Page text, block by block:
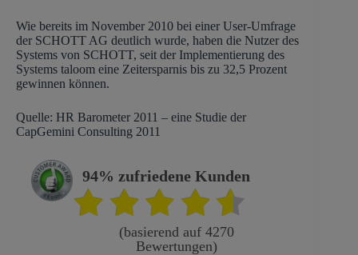
Wie bereits im November 2010 bei einer User-Umfrage
der SCHOTT AG deutlich wurde, haben die Nutzer des
Systems von SCHOTT, seit der Implementierung des
Systems taloom eine Zeitersparnis bis zu 32,5 Prozent
gewinnen können.
Quelle: HR Barometer 2011 – eine Studie der
CapGemini Consulting 2011
94% zufriedene Kunden
(basierend auf 4270
Bewertungen)